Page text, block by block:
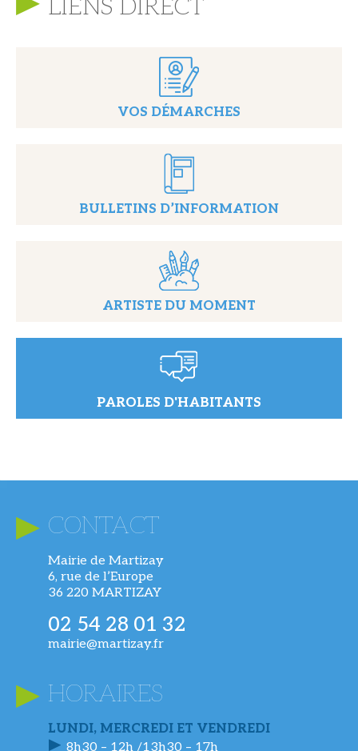
LIENS DIRECT
VOS DÉMARCHES
BULLETINS D’INFORMATION
ARTISTE DU MOMENT
PAROLES D'HABITANTS
CONTACT
Mairie de Martizay
6, rue de l’Europe
36 220 MARTIZAY
02 54 28 01 32
mairie@martizay.fr
HORAIRES
LUNDI, MERCREDI ET VENDREDI
8h30 – 12h /13h30 – 17h